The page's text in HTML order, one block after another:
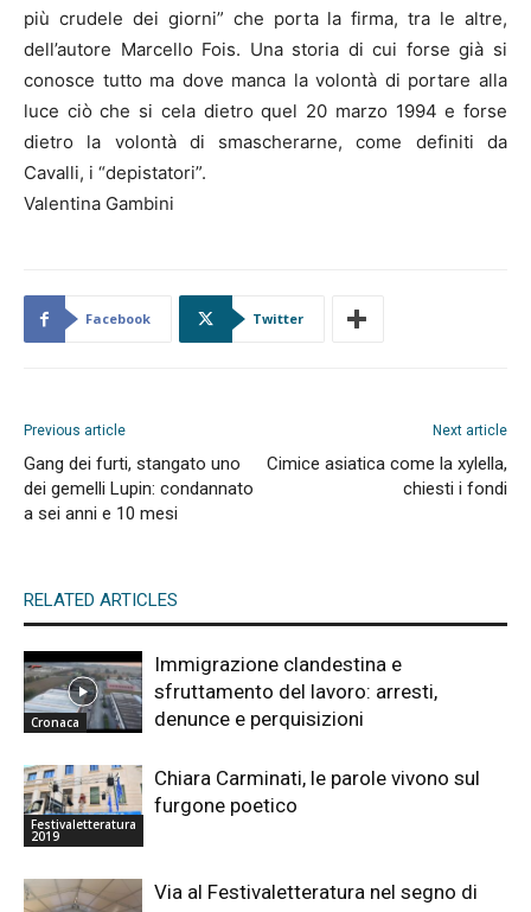
più crudele dei giorni” che porta la firma, tra le altre,
dell’autore Marcello Fois. Una storia di cui forse già si
conosce tutto ma dove manca la volontà di portare alla
luce ciò che si cela dietro quel 20 marzo 1994 e forse
dietro la volontà di smascherarne, come definiti da
Cavalli, i “depistatori”.
Valentina Gambini
Facebook Twitter
Previous article
Gang dei furti, stangato uno
dei gemelli Lupin: condannato
a sei anni e 10 mesi
Next article
Cimice asiatica come la xylella,
chiesti i fondi
RELATED ARTICLES
Cronaca
Immigrazione clandestina e
sfruttamento del lavoro: arresti,
denunce e perquisizioni
Festivaletteratura
2019
Chiara Carminati, le parole vivono sul
furgone poetico
Via al Festivaletteratura nel segno di